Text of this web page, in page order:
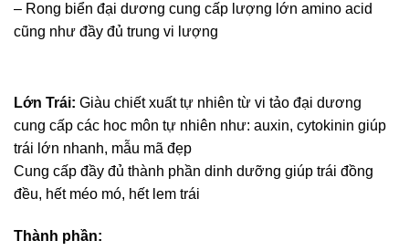
– Rong biển đại dương cung cấp lượng lớn amino acid
cũng như đầy đủ trung vi lượng
Lớn Trái: Giàu chiết xuất tự nhiên từ vi tảo đại dương
cung cấp các hoc môn tự nhiên như: auxin, cytokinin giúp
trái lớn nhanh, mẫu mã đẹp
Cung cấp đầy đủ thành phần dinh dưỡng giúp trái đồng
đều, hết méo mó, hết lem trái
Thành phần: